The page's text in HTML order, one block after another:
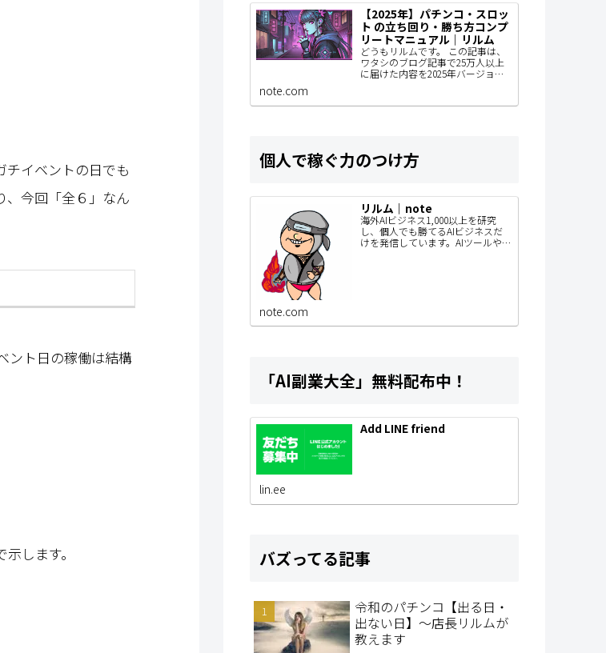
チイベントの日でも
、今回「全６」なん
ント日の稼働は結構
します。
【2025年】パチンコ・スロッ
ト の立ち回り・勝ち方コンプ
リートマニュアル｜リルム
どうもリルムです。 この記事は、
ワタシのブログ記事で25万人以上
に届けた内容を2025年バージョン
見てもらいたい。 きっとあなたの
note.com
個人で稼ぐ力のつけ方
リルム｜note
海外AIビジネス1,000以上を研究
し、個人でも勝てるAIビジネスだ
けを発信しています。AIツールや
note.com
「AI副業大全」無料配布中！
Add LINE friend
lin.ee
バズってる記事
令和のパチンコ【出る日・
出ない日】～店長リルムが
教えます